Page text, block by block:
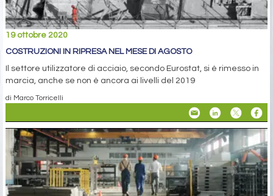
19 ottobre 2020
COSTRUZIONI IN RIPRESA NEL MESE DI AGOSTO
Il settore utilizzatore di acciaio, secondo Eurostat, si è rimesso in
marcia, anche se non è ancora ai livelli del 2019
di Marco Torricelli